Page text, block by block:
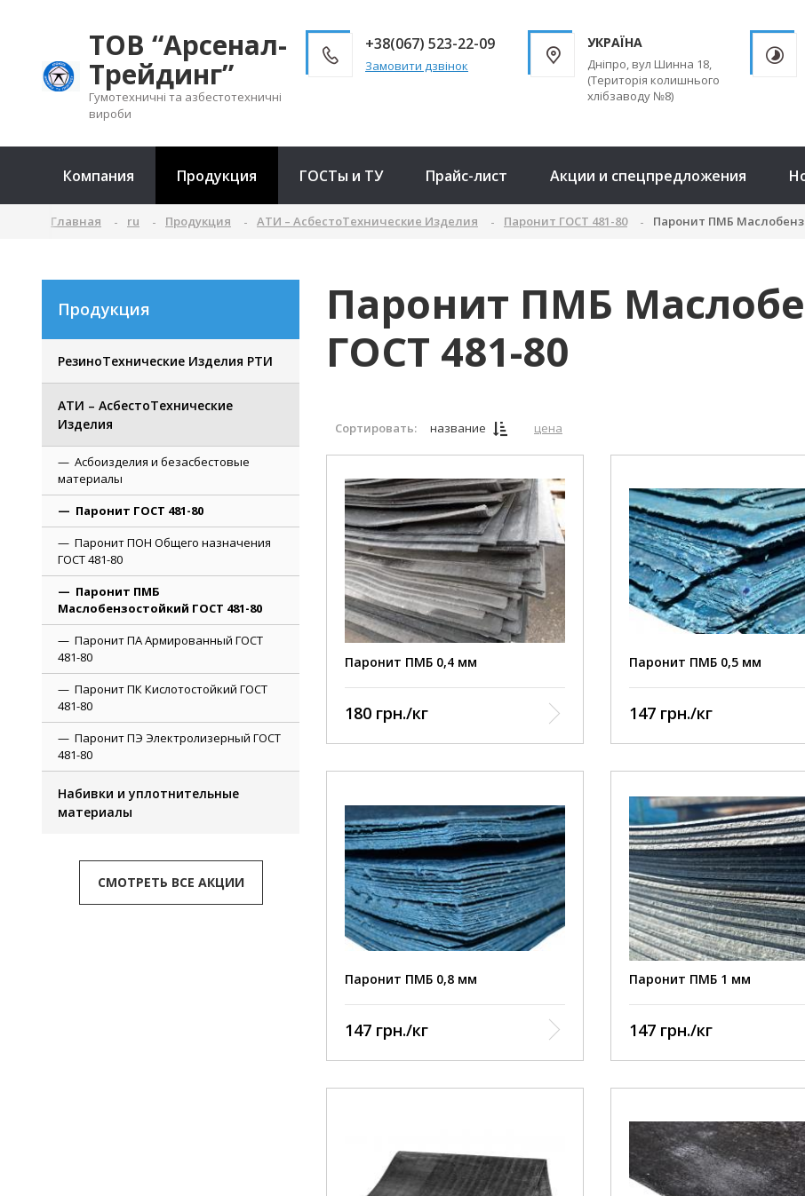
ТОВ “Арсенал-
Трейдинг”
Гумотехничні та азбестотехничні
вироби
+38(067) 523-22-09
Замовити дзвінок
УКРАЇНА
Дніпро, вул Шинна 18,
(Територія колишнього
хлібзаводу №8)
Компания Продукция ГОСТы и ТУ Прайс-лист Акции и спецпредложения
Главная ru Продукция АТИ – АсбестоТехнические Изделия Паронит ГОСТ 481-80 Паронит ПМБ
Продукция
РезиноТехнические Изделия РТИ
АТИ – АсбестоТехнические
Изделия
Асбоизделия и безасбестовые
материалы
Паронит ГОСТ 481-80
Паронит ПОН Общего назначения
ГОСТ 481-80
Паронит ПМБ
Маслобензостойкий ГОСТ 481-80
Паронит ПА Армированный ГОСТ
481-80
Паронит ПК Кислотостойкий ГОСТ
481-80
Паронит ПЭ Электролизерный ГОСТ
481-80
Набивки и уплотнительные
материалы
СМОТРЕТЬ ВСЕ АКЦИИ
Паронит ПМБ
ГОСТ 481-80
Сортировать: название цена
Паронит ПМБ 0,4 мм
180 грн./кг
Паронит ПМБ 0,5 мм
147 грн./кг
Паронит ПМБ 0,8 мм
147 грн./кг
Паронит ПМБ 1 мм
147 грн./кг